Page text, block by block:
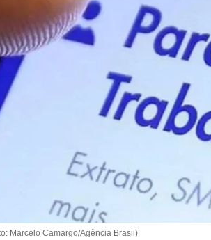
Marcelo Camargo/Agência Brasil)